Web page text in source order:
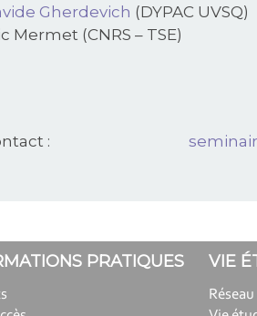
Gherdevich (DYPAC UVSQ)
Mermet (CNRS – TSE)
:
PRATIQUES VIE